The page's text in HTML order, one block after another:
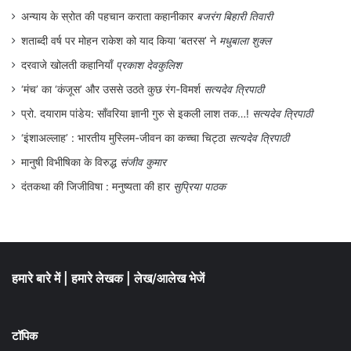
नहीं दिया।
सच यह है कि भारतीय राजनीति में कोई ध्रुव नजर
नहीं आता।
वीरेन्द्र जैन
मो. 09425674629
अन्याय के स्रोत की पहचान कराता कहानीकार बजरंग बिहारी तिवारी
शताब्दी वर्ष पर मोहन राकेश को याद किया ‘बतरस’ ने मधुबाला शुक्ल
दरवाजे खोलती कहानियाँ प्रकाश देवकुलिश
‘मंच’ का ‘कंजूस’ और उससे उठते कुछ रंग-विमर्श सत्यदेव त्रिपाठी
प्रो. दयाराम पांडेय: साँवरिया ज्ञानी गुरु से इकली लाश तक…! सत्यदेव त्रिपाठी
‘इंशाअल्लाह’ : भारतीय मुस्लिम-जीवन का कच्चा चिट्ठा सत्यदेव त्रिपाठी
मानुषी विभीषिका के विरुद्ध संजीव कुमार
दंतकथा की जिजीविषा : मनुष्यता की हार सुप्रिया पाठक
हमारे बारे में हमारे लेखक लेख/आलेख भेजें
टॉपिक